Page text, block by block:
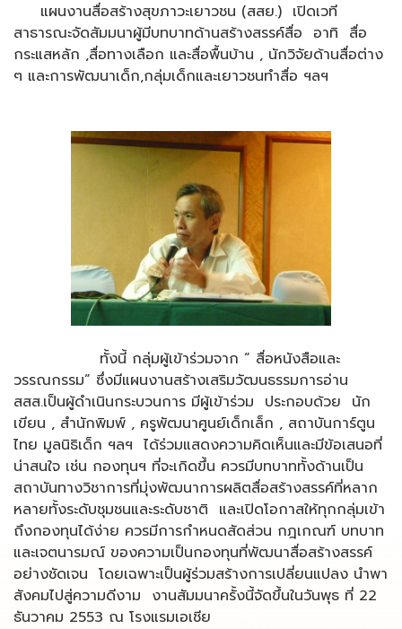
แผนงานสื่อสร้างสุขภาวะเยาวชน (สสย.) เปิดเวที
สาธารณะจัดสัมมนาผู้มีบทบาทด้านสร้างสรรค์สื่อ อาทิ สื่อ
กระแสหลัก ,สื่อทางเลือก และสื่อพื้นบ้าน , นักวิจัยด้านสื่อต่าง
ๆ และการพัฒนาเด็ก,กลุ่มเด็กและเยาวชนทำสื่อ ฯลฯ
ทั้งนี้ กลุ่มผู้เข้าร่วมจาก “ สื่อหนังสือและ
วรรณกรรม” ซึ่งมีแผนงานสร้างเสริมวัฒนธรรมการอ่าน
สสส.เป็นผู้ดำเนินกระบวนการ มีผู้เข้าร่วม ประกอบด้วย นัก
เขียน , สำนักพิมพ์ , ครูพัฒนาศูนย์เด็กเล็ก , สถาบันการ์ตูน
ไทย มูลนิธิเด็ก ฯลฯ ได้ร่วมแสดงความคิดเห็นและมีข้อเสนอที่
น่าสนใจ เช่น กองทุนฯ ที่จะเกิดขึ้น ควรมีบทบาททั้งด้านเป็น
สถาบันทางวิชาการที่มุ่งพัฒนาการผลิตสื่อสร้างสรรค์ที่หลาก
หลายทั้งระดับชุมชนและระดับชาติ และเปิดโอกาสให้ทุกกลุ่มเข้า
ถึงกองทุนได้ง่าย ควรมีการกำหนดสัดส่วน กฎเกณฑ์ บทบาท
และเจตนารมณ์ ของความเป็นกองทุนที่พัฒนาสื่อสร้างสรรค์
อย่างชัดเจน โดยเฉพาะเป็นผู้ร่วมสร้างการเปลี่ยนแปลง นำพา
สังคมไปสู่ความดีงาม งานสัมมนาครั้งนี้จัดขึ้นในวันพุธ ที่ 22
ธันวาคม 2553 ณ โรงแรมเอเชีย